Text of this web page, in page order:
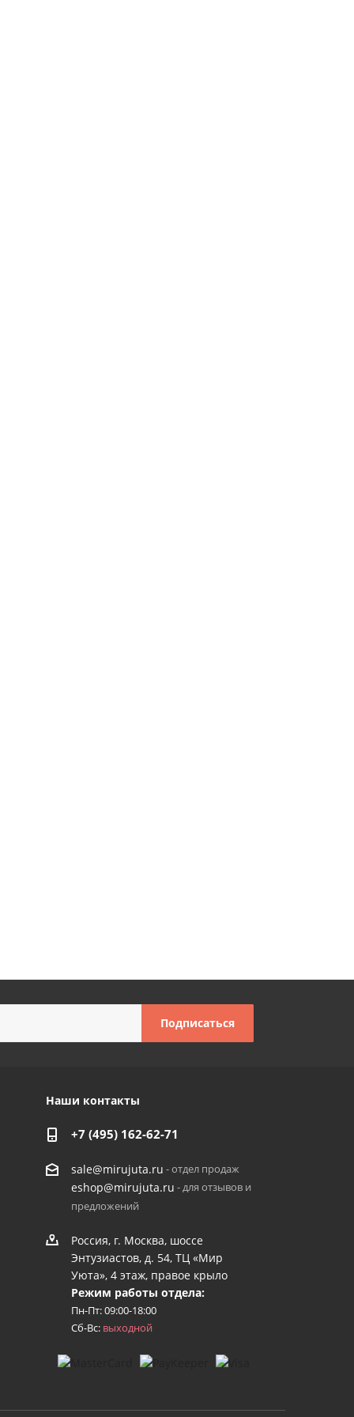
Наши контакты
+7 (495) 162-62-71
sale@mirujuta.ru - отдел продаж
eshop@mirujuta.ru - для отзывов и
предложений
Россия, г. Москва, шоссе
Энтузиастов, д. 54, ТЦ «Мир
Уюта», 4 этаж, правое крыло
Режим работы отдела:
Пн-Пт: 09:00-18:00
Сб-Вс: выходной